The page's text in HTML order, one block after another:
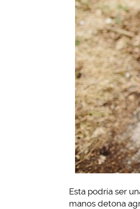
Esta podría ser
manos detona